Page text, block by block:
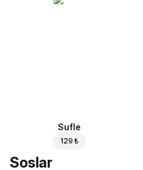
Sufle
129 ₺
Soslar